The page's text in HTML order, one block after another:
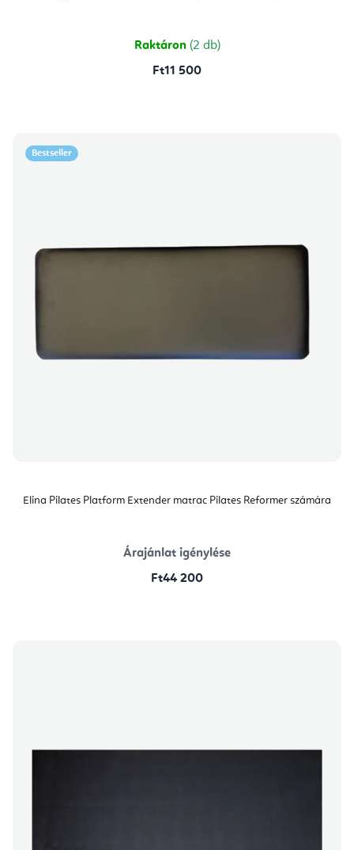
Raktáron (2 db)
Ft11 500
Bestseller
Elina Pilates Platform Extender matrac Pilates Reformer számára
Árajánlat igénylése
Ft44 200